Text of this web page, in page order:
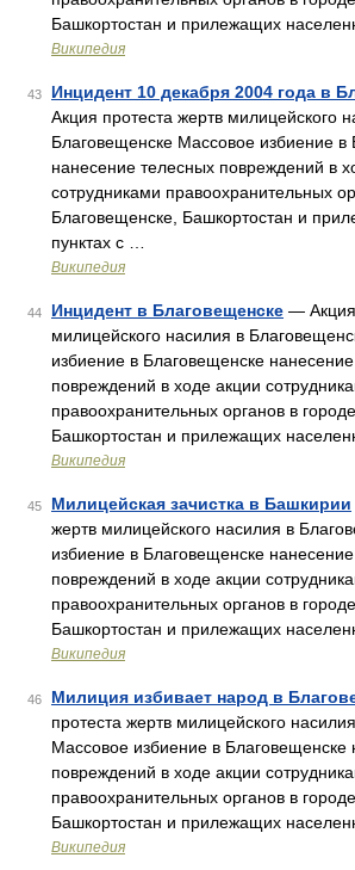
Башкортостан и прилежащих
Википедия
43 Инцидент 10 декабря 2004 года в
Акция протеста жертв милицейского
Благовещенске Массовое избиение в
нанесение телесных повреждений в
сотрудниками правоохранительных
Благовещенске, Башкортостан и
пунктах с …
Википедия
44 Инцидент в Благовещенске — Акция
милицейского насилия в
избиение в Благовещенске
повреждений в ходе акции
правоохранительных органов в
Башкортостан и прилежащих
Википедия
45 Милицейская зачистка в Башкирии
жертв милицейского насилия в
избиение в Благовещенске
повреждений в ходе акции
правоохранительных органов в
Башкортостан и прилежащих
Википедия
46 Милиция избивает народ в
протеста жертв милицейского
Массовое избиение в Благовещенске
повреждений в ходе акции
правоохранительных органов в
Башкортостан и прилежащих
Википедия